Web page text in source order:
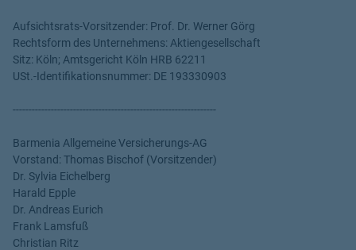
Aufsichtsrats-Vorsitzender: Prof. Dr. Werner Görg
Rechtsform des Unternehmens: Aktiengesellschaft
Sitz: Köln; Amtsgericht Köln HRB 62211
USt.-Identifikationsnummer: DE 193330903
----------------------------------------------------------------
Barmenia Allgemeine Versicherungs-AG
Vorstand: Thomas Bischof (Vorsitzender)
Dr. Sylvia Eichelberg
Harald Epple
Dr. Andreas Eurich
Frank Lamsfuß
Christian Ritz